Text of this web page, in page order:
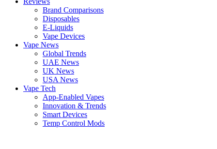
Brand Comparisons
Disposables
E-Liquids
Vape Devices
Vape News
Global Trends
UAE News
UK News
USA News
Vape Tech
App-Enabled Vapes
Innovation & Trends
Smart Devices
Temp Control Mods